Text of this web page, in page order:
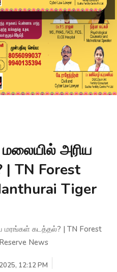
அரிய
TN Forest
Tiger
மரங்கள் கடத்தல்? | TN Forest
News
12:12 PM